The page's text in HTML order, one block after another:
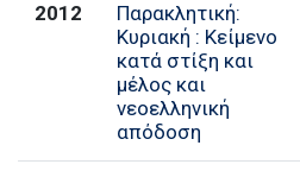
2012
Παρακλητική:
Κυριακή : Κείμενο
κατά στίξη και
μέλος και
νεοελληνική
απόδοση